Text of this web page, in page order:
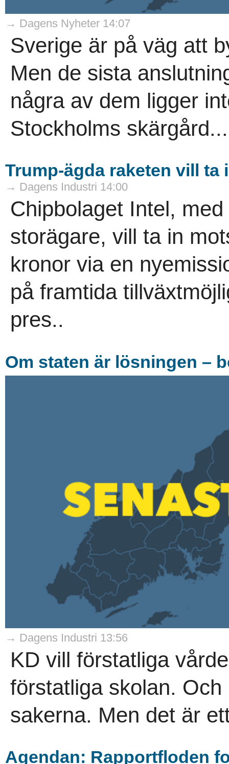
→ Dagens Nyheter 14:07
Sverige är på väg att
Men de sista
några av dem ligger
Stockholms skärgård...
Trump-ägda raketen vill ta
→ Dagens Industri 14:00
Chipbolaget Intel,
storägare, vill ta in
kronor via en
på framtida
pres..
Om staten är lösningen –
→ Dagens Industri 13:56
KD vill förstatliga
förstatliga skolan.
sakerna. Men det är
Agendan: Rapportfloden